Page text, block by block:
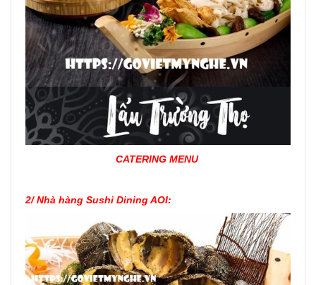
CATERING MENU
2/Nhà hàng Sushi Dining AOI: